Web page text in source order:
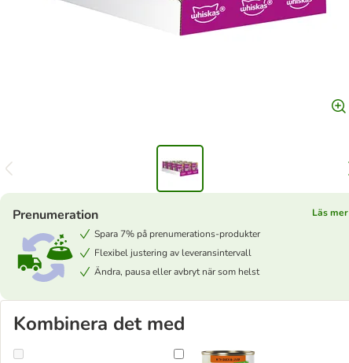
Prenumeration
Läs mer
Spara 7% på prenumerations-produkter
Flexibel justering av leveransintervall
Ändra, pausa eller avbryt när som helst
Kombinera det med